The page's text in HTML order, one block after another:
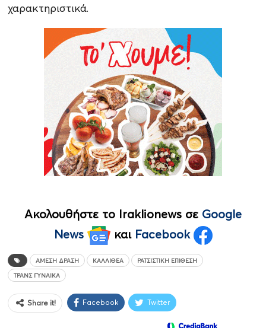
χαρακτηριστικά.
Ακολουθήστε το Iraklionews σε Google
News
και Facebook
ΆΜΕΣΗ ΔΡΆΣΗ ΚΑΛΛΙΘΈΑ ΡΑΤΣΙΣΤΙΚΉ ΕΠΊΘΕΣΗ
ΤΡΑΝΣ ΓΥΝΑΊΚΑ
Share it! Facebook Twitter